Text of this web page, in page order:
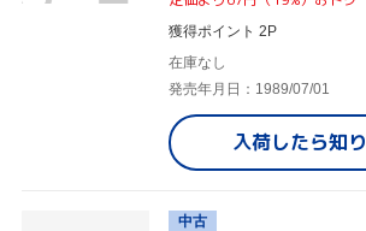
獲得ポイント 2P
在庫なし
発売年月日：1989/07/01
入荷したら知
中古